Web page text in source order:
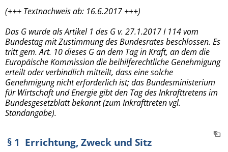
(+++ Textnachweis ab: 16.6.2017 +++)
Das G wurde als Artikel 1 des G v. 27.1.2017 I 114 vom
Bundestag mit Zustimmung des Bundesrates beschlossen. Es
tritt gem. Art. 10 dieses G an dem Tag in Kraft, an dem die
Europäische Kommission die beihilferechtliche Genehmigung
erteilt oder verbindlich mitteilt, dass eine solche
Genehmigung nicht erforderlich ist; das Bundesministerium
für Wirtschaft und Energie gibt den Tag des Inkrafttretens im
Bundesgesetzblatt bekannt (zum Inkrafttreten vgl.
Standangabe).
§ 1 Errichtung, Zweck und Sitz